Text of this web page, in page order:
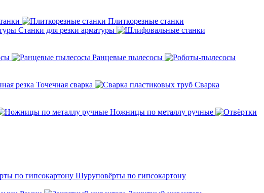
Плиткорезные станки
Станки для резки арматуры
Ранцевые пылесосы
резка Точечная сварка
Cварка
Ножницы по металлу ручные
Шуруповёрты по гипсокартону